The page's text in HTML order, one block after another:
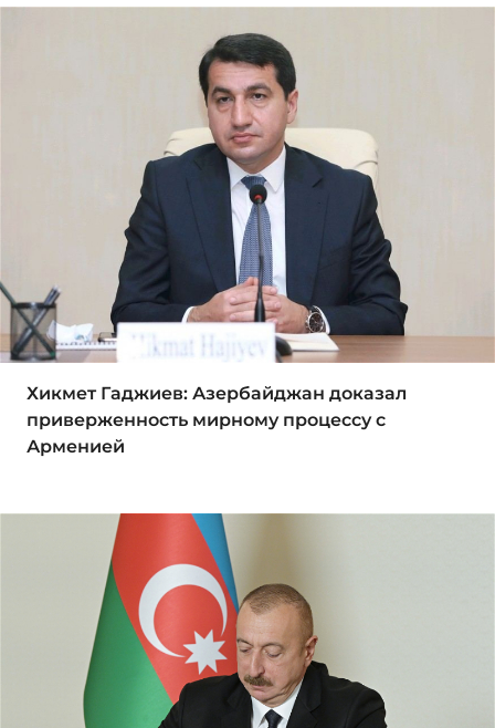
Хикмет Гаджиев: Азербайджан доказал
приверженность мирному процессу с
Арменией